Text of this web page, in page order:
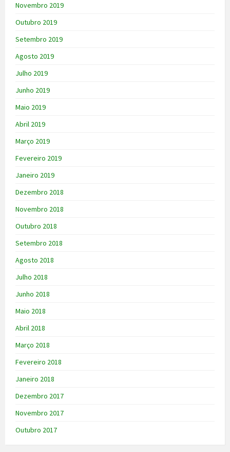
Novembro 2019
Outubro 2019
Setembro 2019
Agosto 2019
Julho 2019
Junho 2019
Maio 2019
Abril 2019
Março 2019
Fevereiro 2019
Janeiro 2019
Dezembro 2018
Novembro 2018
Outubro 2018
Setembro 2018
Agosto 2018
Julho 2018
Junho 2018
Maio 2018
Abril 2018
Março 2018
Fevereiro 2018
Janeiro 2018
Dezembro 2017
Novembro 2017
Outubro 2017